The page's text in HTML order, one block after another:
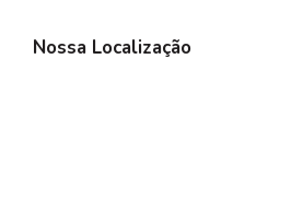
Nossa Localização